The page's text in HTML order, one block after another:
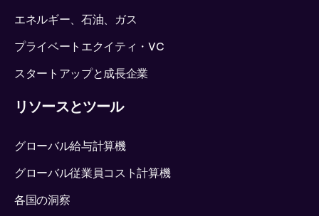
エネルギー、石油、ガス
プライベートエクイティ・VC
スタートアップと成長企業
リソースとツール
グローバル給与計算機
グローバル従業員コスト計算機
各国の洞察